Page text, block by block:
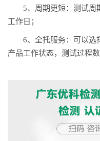
5、周期更短：测试周
工作日；
6、全托服务：可以选
产品工作状态，测试过程